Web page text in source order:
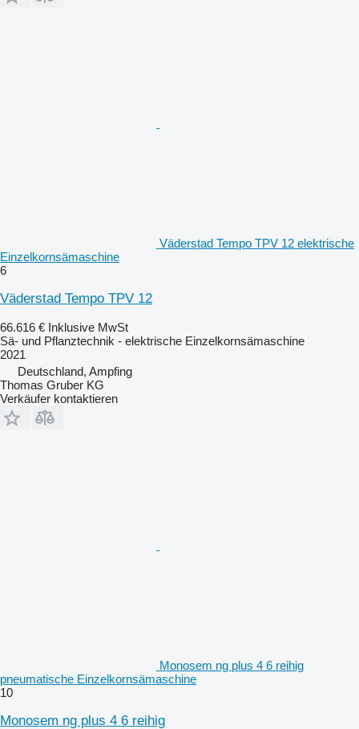
Väderstad Tempo TPV 12 elektrische
Einzelkornsämaschine
6
Väderstad Tempo TPV 12
66.616 € Inklusive MwSt
Sä- und Pflanztechnik - elektrische Einzelkornsämaschine
2021
Deutschland, Ampfing
Thomas Gruber KG
Verkäufer kontaktieren
Monosem ng plus 4 6 reihig
pneumatische Einzelkornsämaschine
10
Monosem ng plus 4 6 reihig